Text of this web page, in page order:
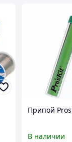
Припой
В наличии